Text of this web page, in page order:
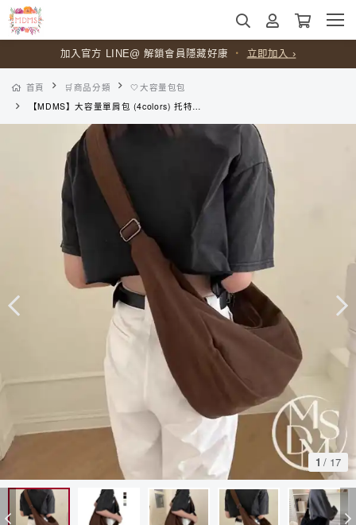
加入官方 LINE@ 解鎖會員隱藏好康 ・ 立即加入 ›
首頁 🛒商品分類
🤍大容量包包
【MDMS】大容量單肩包 (4colors) 托特包 斜跨包 女包 通勤包 帆布包 日韓 百搭日常 簡約 側背包 手提包 購物袋 B268
1 / 17